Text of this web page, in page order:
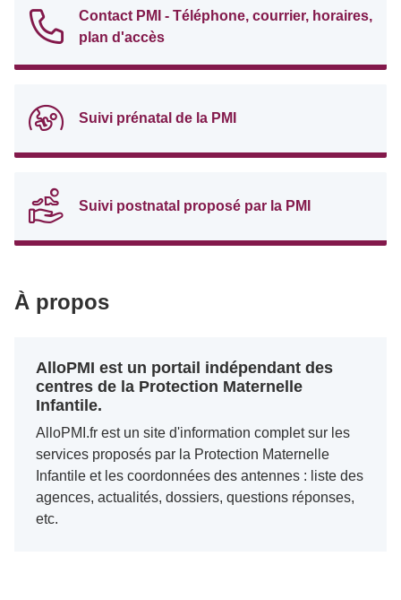
Contact PMI - Téléphone, courrier, horaires,
plan d'accès
Suivi prénatal de la PMI
Suivi postnatal proposé par la PMI
À propos
AlloPMI est un portail indépendant des
centres de la Protection Maternelle
Infantile.
AlloPMI.fr est un site d'information complet sur les
services proposés par la Protection Maternelle
Infantile et les coordonnées des antennes : liste des
agences, actualités, dossiers, questions réponses,
etc.